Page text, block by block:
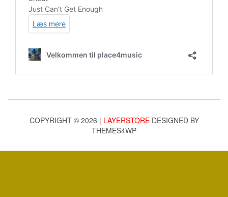
COPYRIGHT © 2026 | LAYERSTOREDESIGNED BY
THEMES4WP